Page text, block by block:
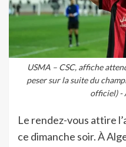
USMA – CSC, affiche
peser sur la suite du
officiel) -
Le rendez-vous attire
ce dimanche soir. À